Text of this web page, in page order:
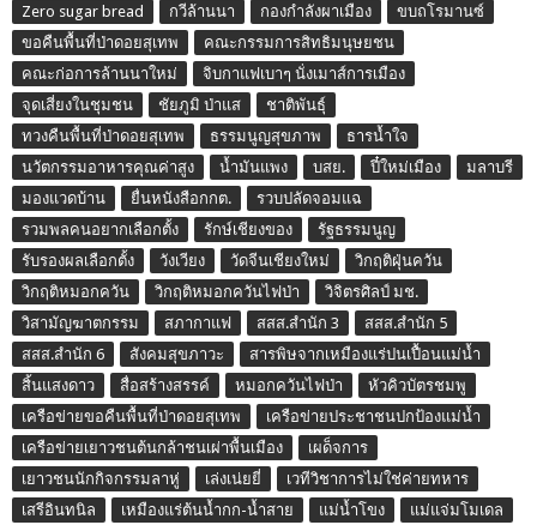
Zero sugar bread
กวีล้านนา กองกำลังผาเมือง
ขบถโรมานซ์
ขอคืนพื้นที่ป่าดอยสุเทพ
คณะกรรมการสิทธิมนุษยชน
คณะก่อการล้านนาใหม่
จิบกาแฟเบาๆ นั่งเมาส์การเมือง
จุดเสี่ยงในชุมชน
ชัยภูมิ ป่าแส
ชาติพันธุ์
ทวงคืนพื้นที่ป่าดอยสุเทพ
ธรรมนูญสุขภาพ
ธารน้ำใจ
นวัตกรรมอาหารคุณค่าสูง
น้ำมันแพง บสย. ปี๋ใหม่เมือง
มลาบรี
มองแวดบ้าน
ยื่นหนังสือกกต.
รวบปลัดจอมแฉ
รวมพลคนอยากเลือกตั้ง
รักษ์เชียงของ
รัฐธรรมนูญ
รับรองผลเลือกตั้ง
วังเวียง วัดจีนเชียงใหม่
วิกฤติฝุ่นควัน
วิกฤติหมอกควัน
วิกฤติหมอกควันไฟป่า
วิจิตรศิลป์ มช.
วิสามัญฆาตกรรม
สภากาแฟ สสส.สำนัก 3
สสส.สำนัก 5
สสส.สำนัก 6
สังคมสุขภาวะ
สารพิษจากเหมืองแร่ปนเปื้อนแม่น้ำ
สิ้นแสงดาว
สื่อสร้างสรรค์ หมอกควันไฟป่า
หัวคิวบัตรชมพู
เครือข่ายขอคืนพื้นที่ป่าดอยสุเทพ
เครือข่ายประชาชนปกป้องแม่น้ำ
เครือข่ายเยาวชนต้นกล้าชนเผ่าพื้นเมือง
เผด็จการ
เยาวชนนักกิจกรรมลาหู่
เล่งเน่ยยี่
เวทีวิชาการไม่ใช่ค่ายทหาร
เสรีอินทนิล
เหมืองแร่ต้นน้ำกก-น้ำสาย แม่น้ำโขง แม่แจ่มโมเดล